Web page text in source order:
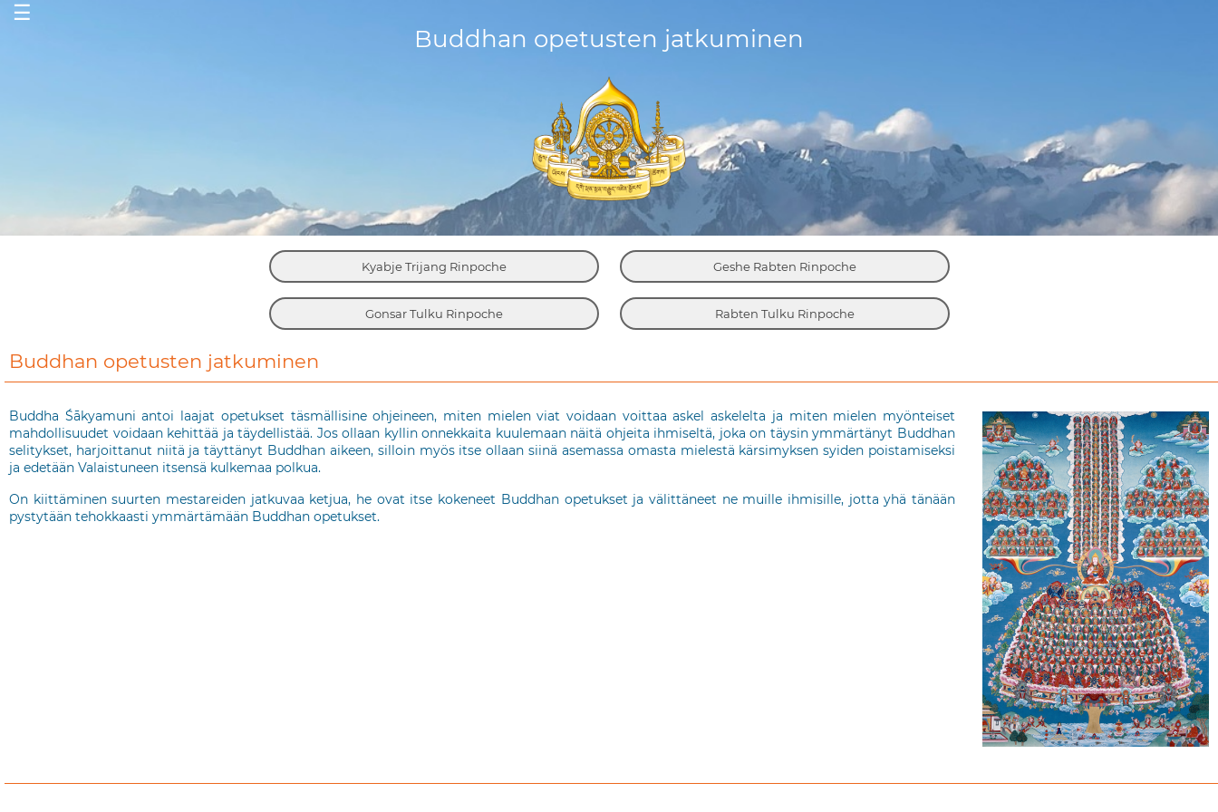
Buddhan opetusten jatkuminen
☰
Kyabje Trijang Rinpoche Geshe Rabten Rinpoche
Gonsar Tulku Rinpoche Rabten Tulku Rinpoche
Buddhan opetusten jatkuminen
Buddha Śākyamuni antoi laajat opetukset täsmällisine ohjeineen, miten mielen viat voidaan voittaa askel askelelta ja miten mielen myönteiset
mahdollisuudet voidaan kehittää ja täydellistää. Jos ollaan kyllin onnekkaita kuulemaan näitä ohjeita ihmiseltä, joka on täysin ymmärtänyt Buddhan
selitykset, harjoittanut niitä ja täyttänyt Buddhan aikeen, silloin myös itse ollaan siinä asemassa omasta mielestä kärsimyksen syiden poistamiseksi
ja edetään Valaistuneen itsensä kulkemaa polkua.
On kiittäminen suurten mestareiden jatkuvaa ketjua, he ovat itse kokeneet Buddhan opetukset ja välittäneet ne muille ihmisille, jotta yhä tänään
pystytään tehokkaasti ymmärtämään Buddhan opetukset.